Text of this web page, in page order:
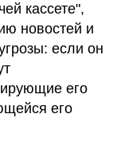
кассете",
новостей и
если он
его
его